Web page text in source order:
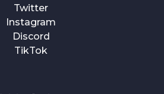
Twitter
Instagram
Discord
TikTok